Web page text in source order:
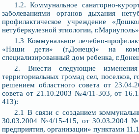
1.2. Коммунальное санаторно-
заболеваниями органов дыхания
профилактическое учреждение
нетуберкулезной этиологии,
1.3 Коммунальное лечебно-
«Наши дети» (г.Донецк)» на
специализированный дом ребенка,
2. Внести следующие
территориальных громад сел, поселков,
решением областного совета от
совета от 21.10.2003 №4/11-303, от
413):
2.1 В связи с созданием
30.03.2004 №4/15-415, от 30.03.2004
предприятия, организации» пунктами